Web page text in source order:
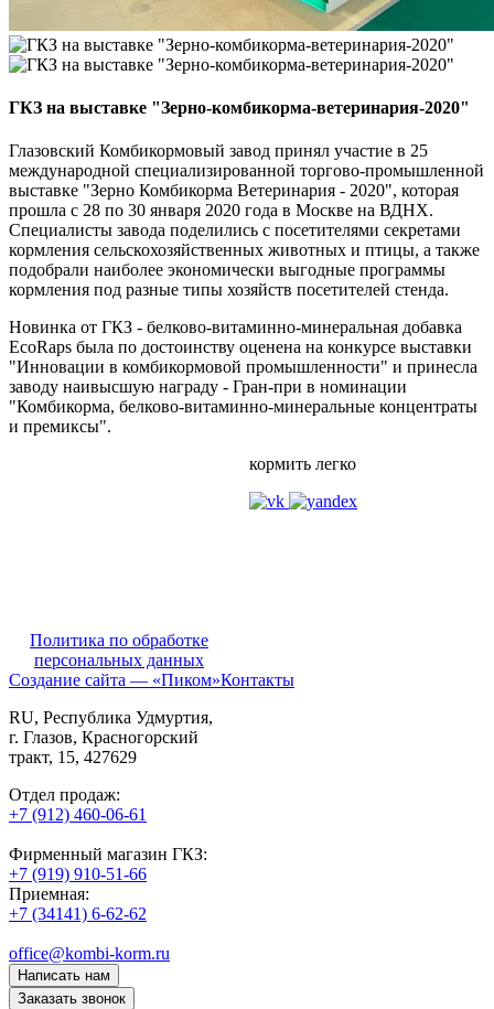
ГКЗ на выставке "Зерно-комбикорма-ветеринария-2020"
Глазовский Комбикормовый завод принял участие в 25
международной специализированной торгово-промышленной
выставке "Зерно Комбикорма Ветеринария - 2020", которая
прошла с 28 по 30 января 2020 года в Москве на ВДНХ.
Специалисты завода поделились с посетителями секретами
кормления сельскохозяйственных животных и птицы, а также
подобрали наиболее экономически выгодные программы
кормления под разные типы хозяйств посетителей стенда.
Новинка от ГКЗ - белково-витаминно-минеральная добавка
EcoRaps была по достоинству оценена на конкурсе выставки
"Инновации в комбикормовой промышленности" и принесла
заводу наивысшую награду - Гран-при в номинации
"Комбикорма, белково-витаминно-минеральные концентраты
и премиксы".
кормить легко
Политика по обработке
персональных данных
Создание сайта — «Пиком»Контакты
RU, Республика Удмуртия,
г. Глазов, Красногорский
тракт, 15, 427629
Отдел продаж:
+7 (912) 460-06-61
Фирменный магазин ГКЗ:
+7 (919) 910-51-66
Приемная:
+7 (34141) 6-62-62
office@kombi-korm.ru
Написать нам
Заказать звонок